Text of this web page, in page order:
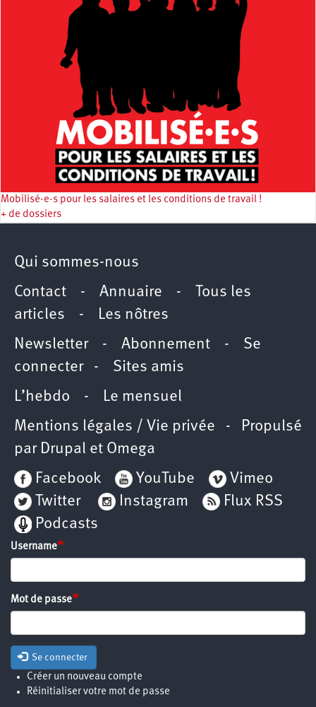
Mobilisé·e·s pour les salaires et les conditions de travail !
+ de dossiers
Qui sommes-nous
Contact - Annuaire -
Tous les
articles - Les nôtres
Newsletter- Abonnement - Se
connecter- Sites amis
L’hebdo - Le mensuel
Mentions légales / Vie privée - Propulsé
par Drupal et Omega
Facebook
YouTube
Vimeo
Twitter
Instagram
Flux RSS
Podcasts
Username
Mot de passe
Se connecter
Créer un nouveau compte
Réinitialiser votre mot de passe